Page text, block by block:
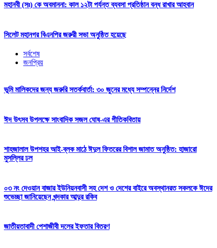
মহানবী (সঃ) কে অবমাননা: কাল ১২টা পর্যন্ত ব্যবসা প্রতিষ্ঠান বন্ধ রাখার আহবান
সিলেট মহানগর বিএনপির জরুরী সভা অনুষ্ঠিত হয়েছে
সর্বশেষ
জনপ্রিয়
ভূমি মালিকদের জন্য জরুরি সতর্কবার্তা: ৩০ জুনের মধ্যে সম্পন্নের নির্দেশ
ঈদ উৎসব উপলক্ষে সাংবাদিক সজল ঘোষ-এর গীতিকবিতায়
শাহজালাল উপশহর আই-ব্লক মাঠে ঈদুল ফিতরের বিশাল জামাত অনুষ্ঠিত: হাজারো
মুসল্লির ঢল
০৩ নং দেওয়ান বাজার ইউনিয়নবাসী সহ দেশ ও দেশের বাইরে অবস্থানরত সকলকে ঈদের
শুভেচ্ছা জানিয়েছেন খন্দকার আব্দুর রকিব
জাতীয়তাবাদী পেশাজীবী দলের ইফতার বিতরণ